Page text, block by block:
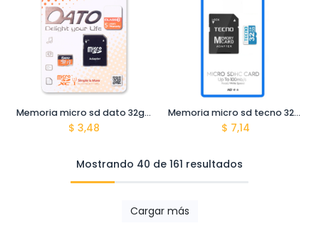
Memoria micro sd dato 32gb class 10
$ 3,48
Memoria micro sd tecno 32gb tms-k321
$ 7,14
Mostrando 40 de 161 resultados
Cargar más